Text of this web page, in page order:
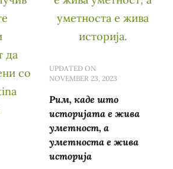
UPDATED ON
NOVEMBER 23, 2023
Рим, каде што
историјата е жива
уметност, а
уметноста е жива
историја